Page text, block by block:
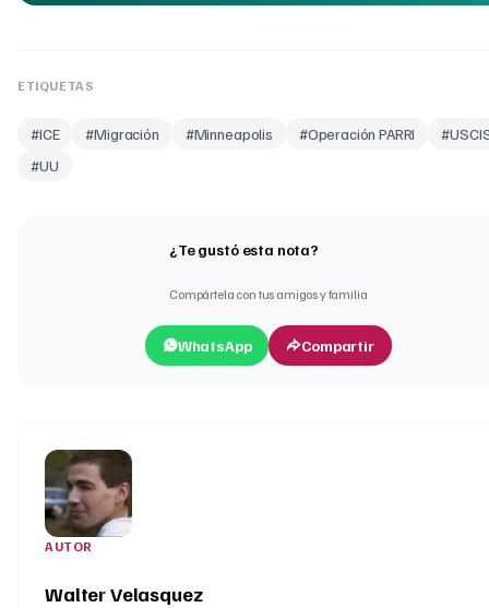
ETIQUETAS
#ICE #Migración #Minneapolis #Operación PARRI #
#UU
¿Te gustó esta nota?
Compártela con tus amigos y familia
WhatsApp Compartir
AUTOR
Walter Velasquez